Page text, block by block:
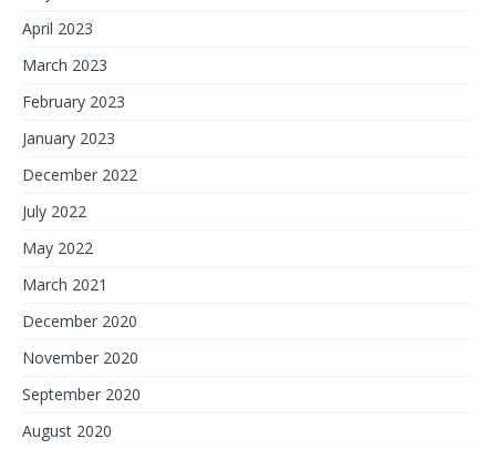
April 2023
March 2023
February 2023
January 2023
December 2022
July 2022
May 2022
March 2021
December 2020
November 2020
September 2020
August 2020